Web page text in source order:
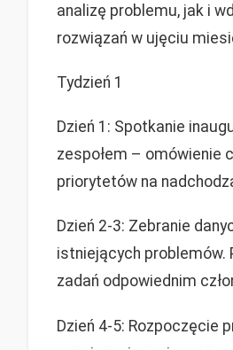
analizę problemu, jak i
rozwiązań w ujęciu
Tydzień 1
Dzień 1: Spotkanie
zespołem – omówienie
priorytetów na
Dzień 2-3: Zebranie
istniejących problemów.
zadań odpowiednim
Dzień 4-5: Rozpoczęcie